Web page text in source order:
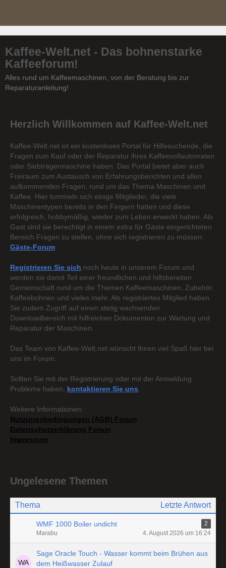
Kaffee-Welt.net - Das bohnenstarke
Kaffeeforum!
Alles rund um Kaffeemaschinen, von der Beratung bis zur
Reparaturanleitung!
Herzlich Willkommen auf Kaffee-Welt.net
Kaffee-Welt.net ist ein kostenloses Portal für Hilfesuchende, die
Fragen zum Kauf oder der Reparatur ihres Kaffeevollautomaten
oder Siebträgermaschine haben. Das Portal bietet aber auch
Freiraum zum Austausch von Erfahrungsberichten und allen
aufkommenden Fragen, rund um das Thema Maschinen und
Kaffee. Hier tummeln sich einige Mitglieder, die viele
Maschinentypen bereits in den Fingern hatten und diese
erfolgreich, hobbymäßig, wieder zum Leben erweckt haben. Als
Gast sind sie berechtigt in einem extra für Gäste eingerichteten
Bereich Fragen zu stellen, ohne sich registrieren zu müssen:
Gäste-Forum
Registrieren Sie sich noch heute in unserem Forum und
werden sie damit Teil einer freundlichen und hilfsbereiten
Gemeinschaft rund um die Themen Kaffeemaschinen, Zubehör,
Kaffeebohnen und vieles mehr. Als registriertes Mitglied haben
Sie zudem Zugriff auf einen stetig wachsenden
Downloadbereich mit hilfreichen Dokumenten zur Wartung und
Reparatur der Maschinen.
Das Team von Kaffee-Welt.net wünscht Ihnen viel Spaß hier bei
uns im Forum.
Sollten Sie mit der Registrierung oder mit der Anmeldung
Probleme haben, kontaktieren Sie uns
Weitere Informationen:
Nutzungsbedingungen (AGB) Forum
Datenschutzerklärung Forum
Impressum
Ungelesene Themen
Thema Letzte Antwort
WMF 1000 Boiler undicht
2
Marabu
4. August 2026 um 16:24
Sage Oracle Touch - Wasser kommt beim Brühen aus
dem Heißwasser Zulauf